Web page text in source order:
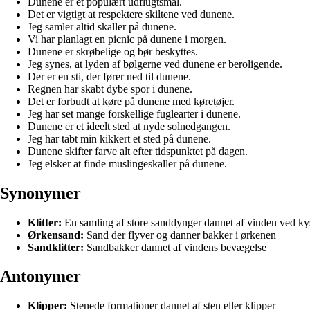
Det er vigtigt at respektere skiltene ved dunene.
Jeg samler altid skaller på dunene.
Vi har planlagt en picnic på dunene i morgen.
Dunene er skrøbelige og bør beskyttes.
Jeg synes, at lyden af bølgerne ved dunene er beroligende.
Der er en sti, der fører ned til dunene.
Regnen har skabt dybe spor i dunene.
Det er forbudt at køre på dunene med køretøjer.
Jeg har set mange forskellige fuglearter i dunene.
Dunene er et ideelt sted at nyde solnedgangen.
Jeg har tabt min kikkert et sted på dunene.
Dunene skifter farve alt efter tidspunktet på dagen.
Jeg elsker at finde muslingeskaller på dunene.
Synonymer
Klitter: En samling af store sanddynger dannet af vinden ved
Ørkensand: Sand der flyver og danner bakker i ørkenen
Sandklitter: Sandbakker dannet af vindens bevægelse
Antonymer
Klipper: Stenede formationer dannet af sten eller klipper